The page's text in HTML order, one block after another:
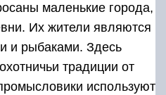
маленькие города,
Их жители являются
и рыбаками. Здесь
традиции от
используют